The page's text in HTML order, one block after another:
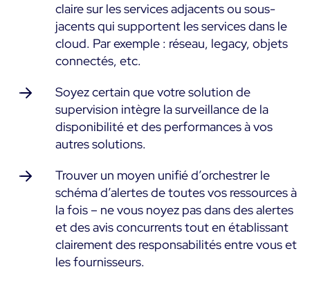
claire sur les services adjacents ou sous-
jacents qui supportent les services dans le
cloud. Par exemple : réseau, legacy, objets
connectés, etc.
Soyez certain que votre solution de
supervision intègre la surveillance de la
disponibilité et des performances à vos
autres solutions.
Trouver un moyen unifié d’orchestrer le
schéma d’alertes de toutes vos ressources à
la fois – ne vous noyez pas dans des alertes
et des avis concurrents tout en établissant
clairement des responsabilités entre vous et
les fournisseurs.